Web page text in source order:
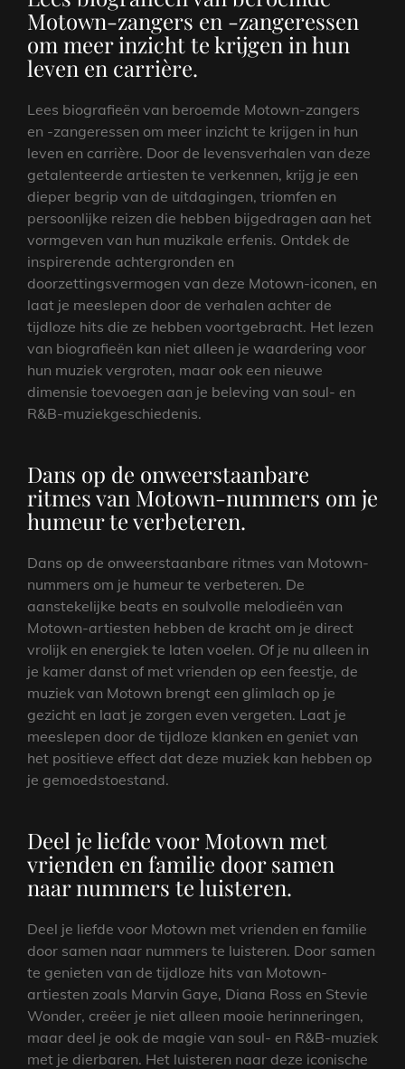
Motown-zangers en -zangeressen
om meer inzicht te krijgen in hun
leven en carrière.
Lees biografieën van beroemde Motown-zangers
en -zangeressen om meer inzicht te krijgen in hun
leven en carrière. Door de levensverhalen van deze
getalenteerde artiesten te verkennen, krijg je een
dieper begrip van de uitdagingen, triomfen en
persoonlijke reizen die hebben bijgedragen aan het
vormgeven van hun muzikale erfenis. Ontdek de
inspirerende achtergronden en
doorzettingsvermogen van deze Motown-iconen, en
laat je meeslepen door de verhalen achter de
tijdloze hits die ze hebben voortgebracht. Het lezen
van biografieën kan niet alleen je waardering voor
hun muziek vergroten, maar ook een nieuwe
dimensie toevoegen aan je beleving van soul- en
R&B-muziekgeschiedenis.
Dans op de onweerstaanbare
ritmes van Motown-nummers om je
humeur te verbeteren.
Dans op de onweerstaanbare ritmes van Motown-
nummers om je humeur te verbeteren. De
aanstekelijke beats en soulvolle melodieën van
Motown-artiesten hebben de kracht om je direct
vrolijk en energiek te laten voelen. Of je nu alleen in
je kamer danst of met vrienden op een feestje, de
muziek van Motown brengt een glimlach op je
gezicht en laat je zorgen even vergeten. Laat je
meeslepen door de tijdloze klanken en geniet van
het positieve effect dat deze muziek kan hebben op
je gemoedstoestand.
Deel je liefde voor Motown met
vrienden en familie door samen
naar nummers te luisteren.
Deel je liefde voor Motown met vrienden en familie
door samen naar nummers te luisteren. Door samen
te genieten van de tijdloze hits van Motown-
artiesten zoals Marvin Gaye, Diana Ross en Stevie
Wonder, creëer je niet alleen mooie herinneringen,
maar deel je ook de magie van soul- en R&B-muziek
met je dierbaren. Het luisteren naar deze iconische